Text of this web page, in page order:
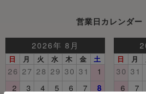
営業日カレンダー